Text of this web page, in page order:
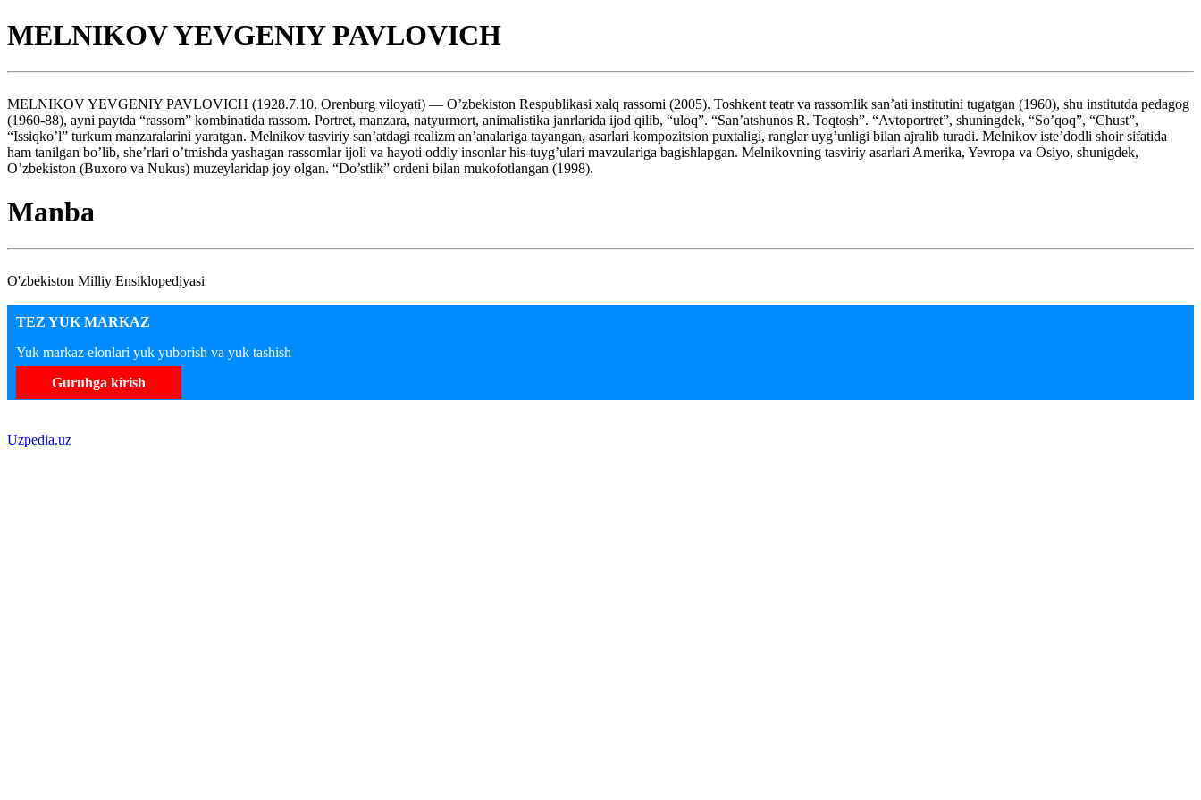
MELNIKOV YEVGENIY PAVLOVICH
MELNIKOV YEVGENIY PAVLOVICH (1928.7.10. Orenburg viloyati) — O’zbekiston Respublikasi xalq rassomi (2005). Toshkent teatr va rassomlik san’ati institutini tugatgan (1960), shu institutda pedagog
(1960-88), ayni paytda “rassom” kombinatida rassom. Portret, manzara, natyurmort, animalistika janrlarida ijod qilib, “uloq”. “San’atshunos R. Toqtosh”. “Avtoportret”, shuningdek, “So’qoq”, “Chust”,
“Issiqko’l” turkum manzaralarini yaratgan. Melnikov tasviriy san’atdagi realizm an’analariga tayangan, asarlari kompozitsion puxtaligi, ranglar uyg’unligi bilan ajralib turadi. Melnikov iste’dodli shoir sifatida
ham tanilgan bo’lib, she’rlari o’tmishda yashagan rassomlar ijoli va hayoti oddiy insonlar his-tuyg’ulari mavzulariga bagishlapgan. Melnikovning tasviriy asarlari Amerika, Yevropa va Osiyo, shunigdek,
O’zbekiston (Buxoro va Nukus) muzeylaridap joy olgan. “Do’stlik” ordeni bilan mukofotlangan (1998).
Manba
O'zbekiston Milliy Ensiklopediyasi
TEZ YUK MARKAZ
Yuk markaz elonlari yuk yuborish va yuk tashish
Guruhga kirish
Uzpedia.uz